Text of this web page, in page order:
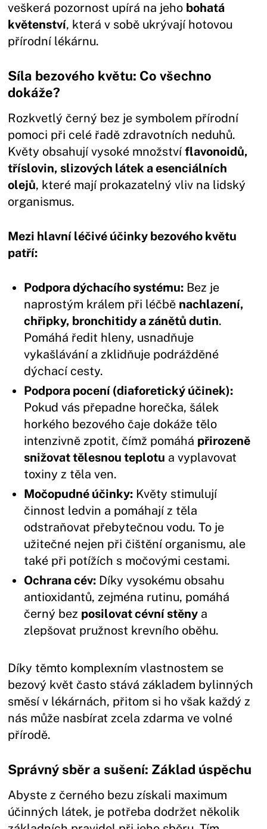
veškerá pozornost upírá na jeho bohatá
květenství, která v sobě ukrývají hotovou
přírodní lékárnu.
Síla bezového květu: Co všechno
dokáže?
Rozkvetlý černý bez je symbolem přírodní
pomoci při celé řadě zdravotních neduhů.
Květy obsahují vysoké množstvíflavonoidů,
tříslovin, slizových látek a esenciálních
olejů, které mají prokazatelný vliv na lidský
organismus.
Mezi hlavní léčivé účinky bezového květu
patří:
Podpora dýchacího systému: Bez je
naprostým králem při léčbě nachlazení,
chřipky, bronchitidy a zánětů dutin.
Pomáhá ředit hleny, usnadňuje
vykašlávání a zklidňuje podrážděné
dýchací cesty.
Podpora pocení (diaforetický účinek):
Pokud vás přepadne horečka, šálek
horkého bezového čaje dokáže tělo
intenzivně zpotit, čímž pomáhá přirozeně
snižovat tělesnou teplotu a vyplavovat
toxiny z těla ven.
Močopudné účinky: Květy stimulují
činnost ledvin a pomáhají z těla
odstraňovat přebytečnou vodu. To je
užitečné nejen při čištění organismu, ale
také při potížích s močovými cestami.
Ochrana cév: Díky vysokému obsahu
antioxidantů, zejména rutinu, pomáhá
černý bez posilovat cévní stěny a
zlepšovat pružnost krevního oběhu.
Díky těmto komplexním vlastnostem se
bezový květ často stává základem bylinných
směsí v lékárnách, přitom si ho však každý z
nás může nasbírat zcela zdarma ve volné
přírodě.
Správný sběr a sušení: Základ úspěchu
Abyste z černého bezu získali maximum
účinných látek, je potřeba dodržet několik